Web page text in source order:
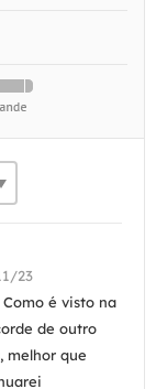
23
é visto na
de outro
melhor que